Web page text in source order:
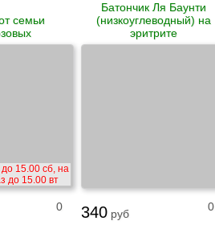
семьи
15.00 сб, на
до 15.00 вт
0
Батончик Ля Баунти
(низкоуглеводный) на
эритрите
340 руб
0